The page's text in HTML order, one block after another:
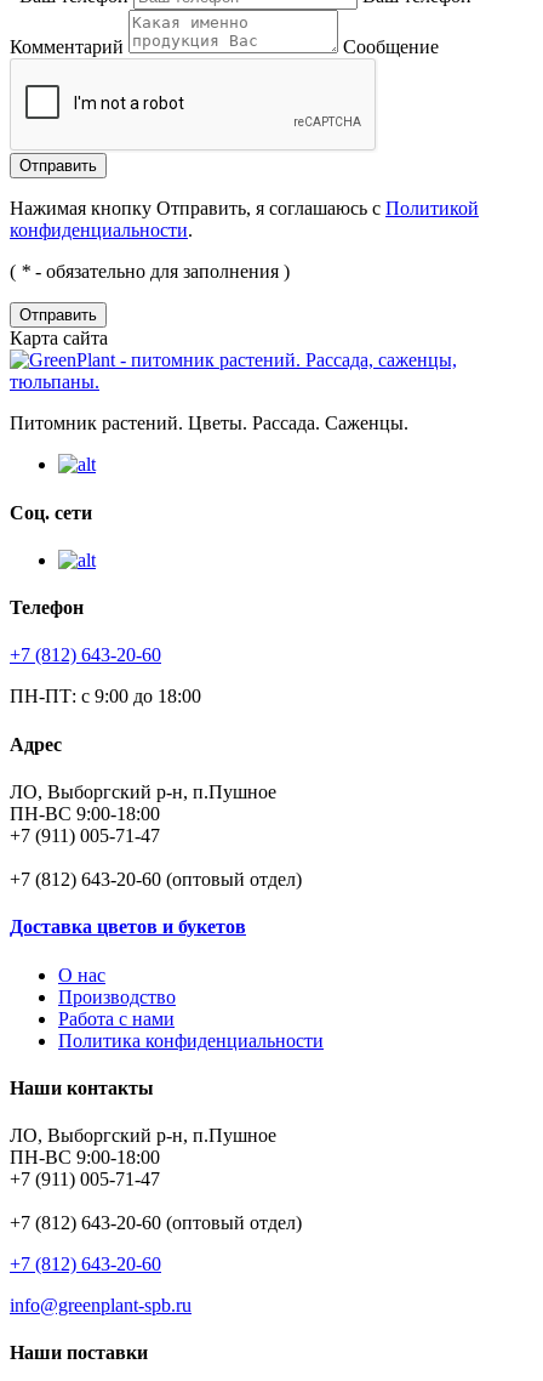
Комментарий Сообщение
Нажимая кнопку Отправить, я соглашаюсь с Политикой
конфиденциальности.
( * - обязательно для заполнения )
Отправить
Карта сайта
Питомник растений. Цветы. Рассада. Саженцы.
Соц. сети
Телефон
+7 (812) 643-20-60
ПН-ПТ: с 9:00 до 18:00
Адрес
ЛО, Выборгский р-н, п.Пушное
ПН-ВС 9:00-18:00
+7 (911) 005-71-47
+7 (812) 643-20-60 (оптовый отдел)
Доставка цветов и букетов
О нас
Производство
Работа с нами
Политика конфиденциальности
Наши контакты
ЛО, Выборгский р-н, п.Пушное
ПН-ВС 9:00-18:00
+7 (911) 005-71-47
+7 (812) 643-20-60 (оптовый отдел)
+7 (812) 643-20-60
info@greenplant-spb.ru
Наши поставки